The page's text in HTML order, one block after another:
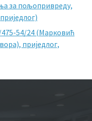
за пољопривреду,
54/24 (Марковић
приједлог,